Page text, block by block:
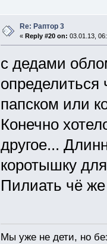
Re: Раптор 3
« Reply #20 on: 03.01.13,
с дедами
определиться
папском или
Конечно
другое...
коротышку
Пилиать чё
Мы уже не дети, но